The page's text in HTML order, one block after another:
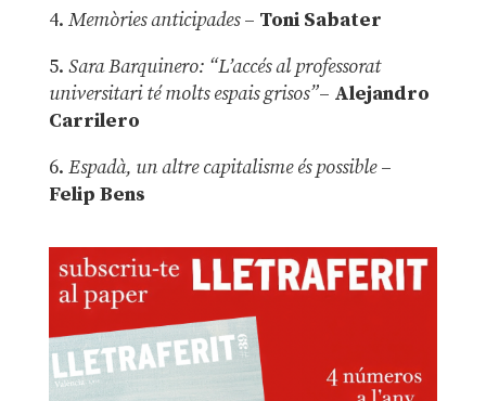
4. Memòries anticipades– Toni Sabater
5. Sara Barquinero: “L’accés al professorat
universitari té molts espais grisos”– Alejandro
Carrilero
6. Espadà, un altre capitalisme és possible –
Felip Bens